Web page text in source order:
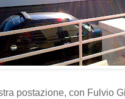
postazione, con Fulvio